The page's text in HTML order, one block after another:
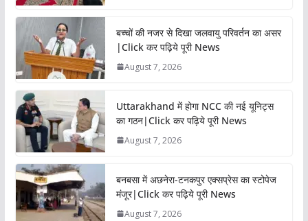
बच्चों की नजर से दिखा जलवायु परिवर्तन का असर
|Click कर पढ़िये पूरी News
August 7, 2026
Uttarakhand में होगा NCC की नई यूनिट्स
का गठन|Click कर पढ़िये पूरी News
August 7, 2026
बनबसा में अछनेरा-टनकपुर एक्सप्रेस का स्टोपेज
मंजूर|Click कर पढ़िये पूरी News
August 7, 2026